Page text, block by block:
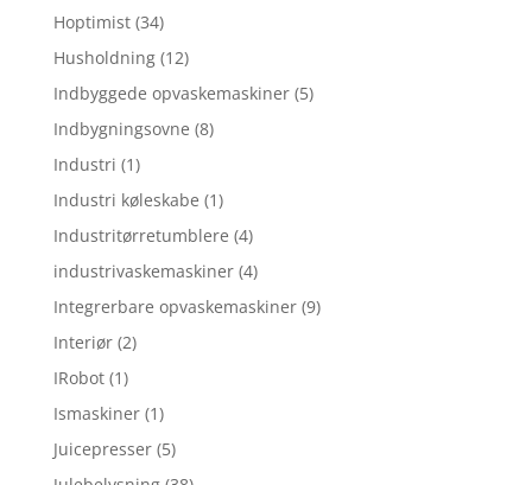
Hoptimist (34)
Husholdning (12)
Indbyggede opvaskemaskiner (5)
Indbygningsovne (8)
Industri (1)
Industri køleskabe (1)
Industritørretumblere (4)
industrivaskemaskiner (4)
Integrerbare opvaskemaskiner (9)
Interiør (2)
IRobot (1)
Ismaskiner (1)
Juicepresser (5)